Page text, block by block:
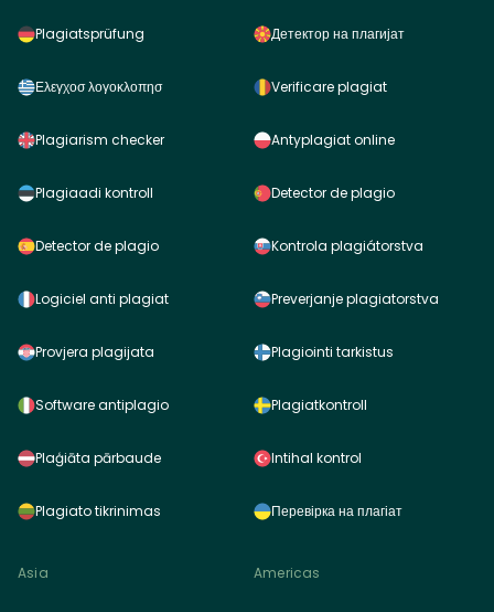
Plagiatsprüfung
Ελεγχοσ λογοκλοπησ
Plagiarism checker
Plagiaadi kontroll
Detector de plagio
Logiciel anti plagiat
Provjera plagijata
Software antiplagio
Plaģiāta pārbaude
Plagiato tikrinimas
Детектор на плагијат
Verificare plagiat
Antyplagiat online
Detector de plagio
Kontrola plagiátorstva
Preverjanje plagiatorstva
Plagiointi tarkistus
Plagiatkontroll
Intihal kontrol
Перевірка на плагіат
Asia Americas